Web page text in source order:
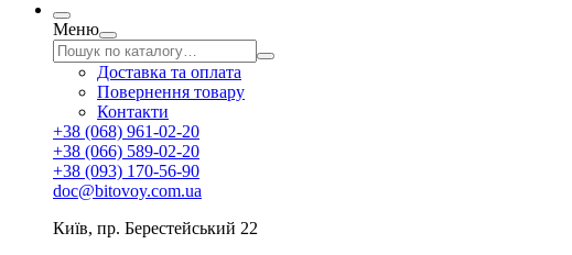
Меню
Доставка та оплата
Повернення товару
Контакти
+38 (068) 961-02-20
+38 (066) 589-02-20
+38 (093) 170-56-90
doc@bitovoy.com.ua
Київ, пр. Берестейський 22